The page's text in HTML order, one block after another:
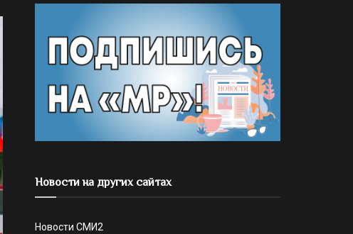
Новости на других сайтах
Новости СМИ2